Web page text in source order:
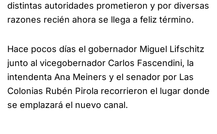
distintas autoridades prometieron y por diversas
razones recién ahora se llega a feliz término.
Hace pocos días el gobernador Miguel Lifschitz
junto al vicegobernador Carlos Fascendini, la
intendenta Ana Meiners y el senador por Las
Colonias Rubén Pirola recorrieron el lugar donde
se emplazará el nuevo canal.